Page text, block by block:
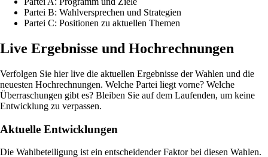
Partei B: Wahlversprechen und Strategien
Partei C: Positionen zu aktuellen Themen
Live Ergebnisse und Hochrechnungen
Verfolgen Sie hier live die aktuellen Ergebnisse der Wahlen und die
neuesten Hochrechnungen. Welche Partei liegt vorne? Welche
Überraschungen gibt es? Bleiben Sie auf dem Laufenden, um keine
Entwicklung zu verpassen.
Aktuelle Entwicklungen
Die Wahlbeteiligung ist ein entscheidender Faktor bei diesen Wahlen.